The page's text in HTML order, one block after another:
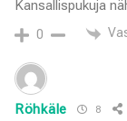
Kansallispukuja
0
Röhkäle 8